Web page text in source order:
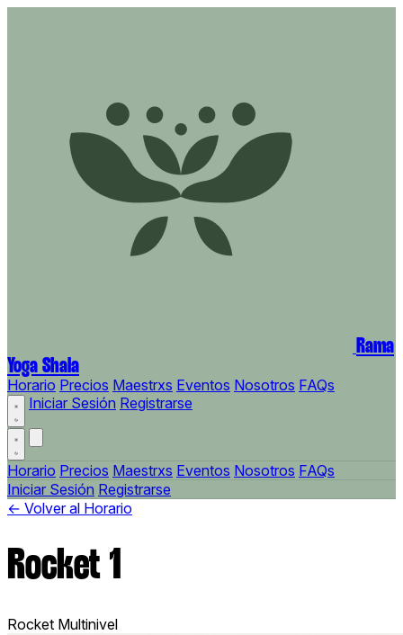
Rama
Yoga Shala
Horario Precios Maestrxs Eventos Nosotros FAQs
Iniciar Sesión Registrarse
Horario Precios Maestrxs Eventos Nosotros FAQs
Iniciar Sesión Registrarse
← Volver al Horario
Rocket 1
Rocket Multinivel